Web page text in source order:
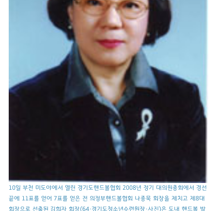
10일 부천 미도야에서 열린 경기도핸드볼협회 2008년 정기 대의원총회에서 경선
끝에 11표를 얻어 7표를 얻은 전 의정부핸드볼협회 나종묵 회장을 제치고 제8대
회장으로 선출된 김희자 회장(64·경기도청소년수련원장·사진)은 도내 핸드볼 발